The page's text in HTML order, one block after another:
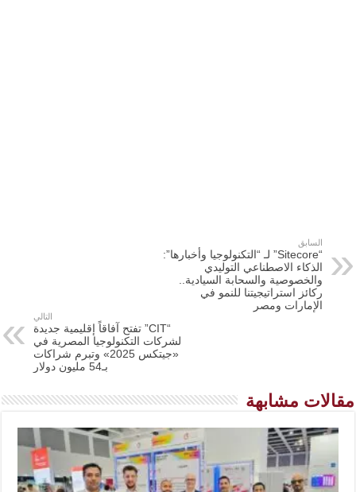
السابق
“Sitecore” لـ “التكنولوجيا وأخبارها”:
الذكاء الاصطناعي التوليدي
والخصوصية والسحابة السيادية..
ركائز استراتيجيتنا للنمو في
الإمارات ومصر
التالي
“CIT” تفتح آفاقاً إقليمية جديدة
لشركات التكنولوجيا المصرية في
«جيتكس 2025» وتبرم شراكات
بـ54 مليون دولار
مقالات مشابهة